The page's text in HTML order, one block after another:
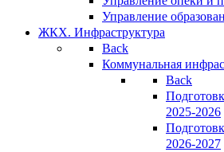
Управление
ЖКХ. Инфраструктура
Back
Коммунальная
Back
2025-2026
2026-2027